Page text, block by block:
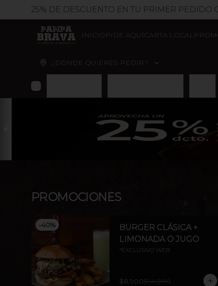
25% DE DESCUENTO EN TU PRIMER
INICIOPIDE AQUÍCARTA LOCAL
¿DÓNDE QUIERES PEDIR?
PROMOCIONES
-40%
BURGER CLÁSICA +
LIMONADA O JUGO
*EXCLUSIVO WEB
$8.900$14.800